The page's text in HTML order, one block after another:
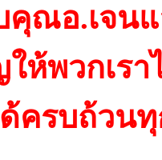
ณอ.เจน
ห้พวกเร
ครบถ้วนทุ